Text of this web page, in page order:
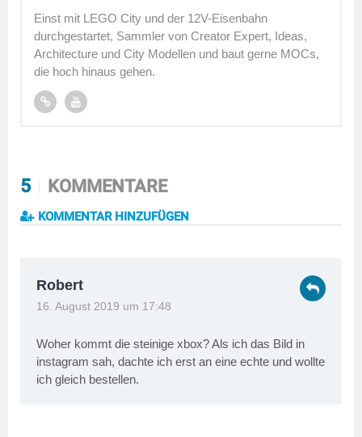
Einst mit LEGO City und der 12V-Eisenbahn
durchgestartet, Sammler von Creator Expert, Ideas,
Architecture und City Modellen und baut gerne MOCs,
die hoch hinaus gehen.
5 KOMMENTARE
KOMMENTAR HINZUFÜGEN
Robert
16. August 2019 um 17:48
Woher kommt die steinige xbox? Als ich das Bild in
instagram sah, dachte ich erst an eine echte und wollte
ich gleich bestellen.